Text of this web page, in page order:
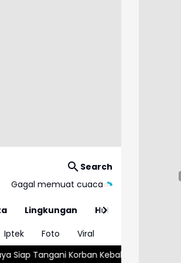
Search
Gagal memuat cuaca
Lingkungan
Hukum
Iptek Foto
Viral
Gedung Bapenda Tiga Gudang Miras